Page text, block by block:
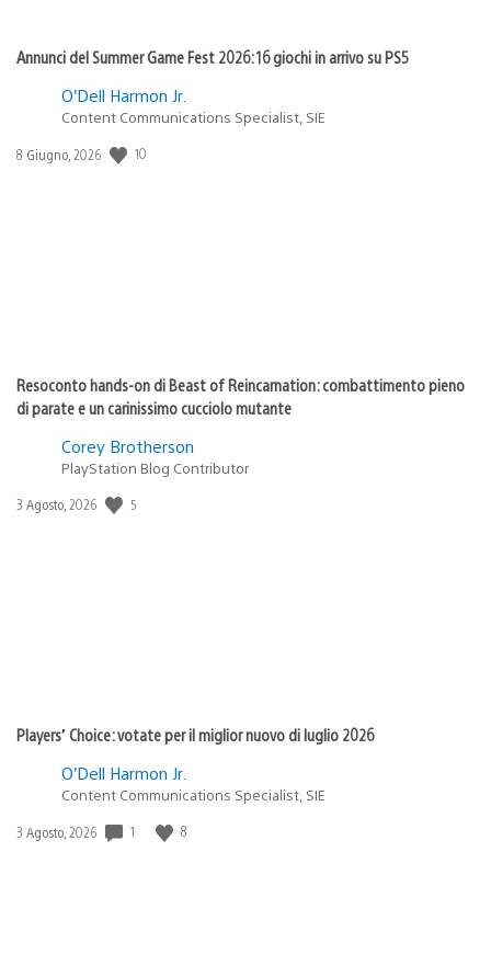
Annunci del Summer Game Fest 2026: 16 giochi in arrivo su PS5
O’Dell Harmon Jr.
Content Communications Specialist, SIE
Data
8 Giugno, 2026 10
Resoconto hands-on di Beast of Reincarnation: combattimento pieno
di parate e un carinissimo cucciolo mutante
Corey Brotherson
PlayStation Blog Contributor
Data
3 Agosto, 2026 5
Players’ Choice: votate per il miglior nuovo di luglio 2026
O’Dell Harmon Jr.
Content Communications Specialist, SIE
Data
3 Agosto, 2026 1 8